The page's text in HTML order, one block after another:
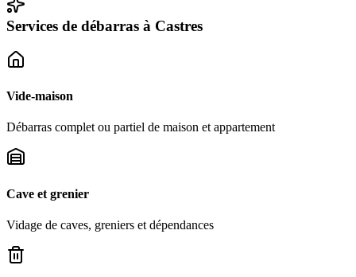
Services de débarras à Castres
Vide-maison
Débarras complet ou partiel de maison et appartement
Cave et grenier
Vidage de caves, greniers et dépendances